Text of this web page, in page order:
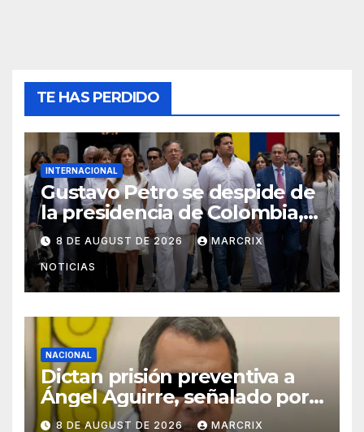
TE HAS PERDIDO
INTERNACIONAL
Gustavo Petro se despide de
la presidencia de Colombia,
pero promete regresar
8 DE AUGUST DE 2026 MARCRIX
NOTICIAS
NACIONAL
Dictan prisión preventiva a
Ángel Aguirre, señalado por
el caso Ayotzinapa
8 DE AUGUST DE 2026 MARCRIX